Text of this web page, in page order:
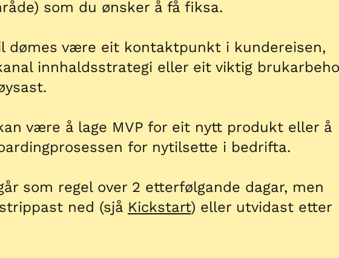
som du ønsker å få fiksa.
dømes være eit kontaktpunkt i kundereisen,
innhaldsstrategi eller eit viktig
være å lage MVP for eit nytt produkt eller å
for nytilsette i bedrifta.
som regel over 2 etterfølgande dagar, men
ned (sjå Kickstart) eller utvidast etter